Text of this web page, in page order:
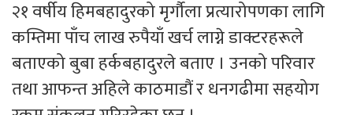
२१ वर्षीय हिमबहादुरको मृर्गौला प्रत्यारोपणका लागि
कम्तिमा पाँच लाख रुपैयाँ खर्च लाग्ने डाक्टरहरूले
बताएको बुबा हर्कबहादुरले बताए । उनको परिवार
तथा आफन्त अहिले काठमाडौं र धनगढीमा सहयोग